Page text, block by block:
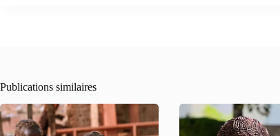
Publications similaires